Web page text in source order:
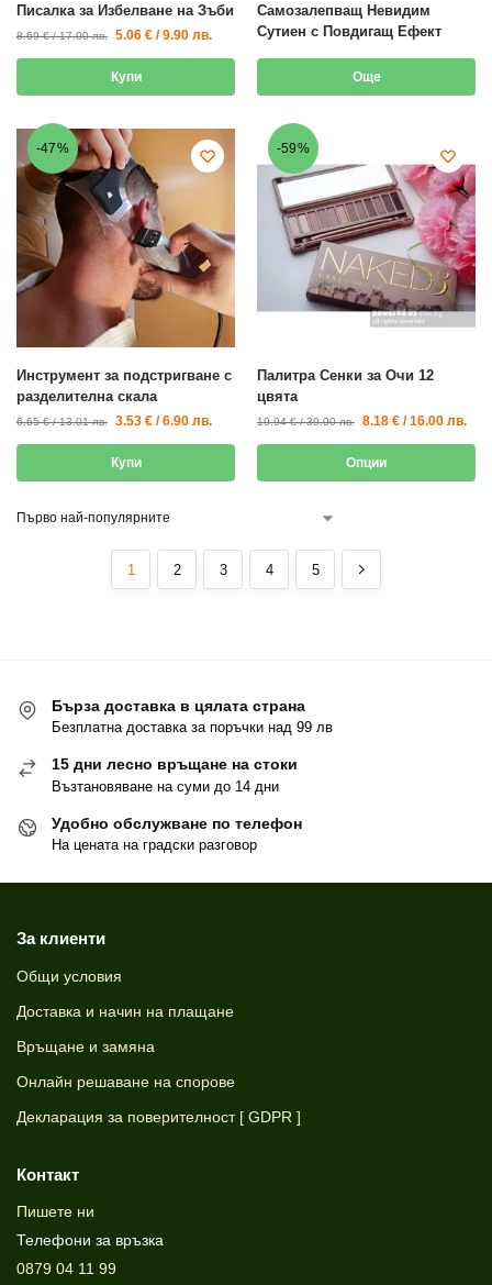
Писалка за Избелване на Зъби
8.69€ /17.00лв. 5.06 € /9.90 лв.
Купи
Самозалепващ Невидим
Сутиен с Повдигащ Ефект
Още
-47%
Инструмент за подстригване с
разделителна скала
6.65€ /13.01лв. 3.53 € /6.90 лв.
Купи
-59%
Палитра Сенки за Очи 12
цвята
19.94€ /39.00лв. 8.18 € /16.00 лв.
Опции
1 2 3 4 5
Бърза доставка в цялата страна
Безплатна доставка за поръчки над 99 лв
15 дни лесно връщане на стоки
Възтановяване на суми до 14 дни
Удобно обслужване по телефон
На цената на градски разговор
За клиенти
Общи условия
Доставка и начин на плащане
Връщане и замяна
Онлайн решаване на спорове
Декларация за поверителност [ GDPR ]
Контакт
Пишете ни
Телефони за връзка
0879 04 11 99